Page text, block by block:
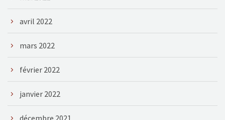
avril 2022
mars 2022
février 2022
janvier 2022
décembre 2021